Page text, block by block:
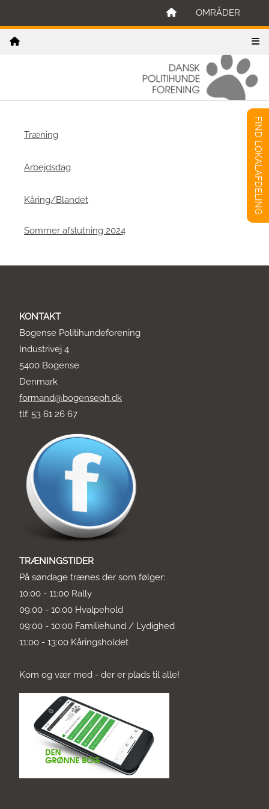
OMRÅDER
Træning
Arbejdsdag
Kåring/Blandet
Sommer afslutning 2024
KONTAKT
Bogense Politihundeforening
Industrivej 4
5400 Bogense
Denmark
formand@bogenseph.dk
tlf. 53 61 26 67
TRÆNINGSTIDER
På søndage trænes der som følger:
10:00 - 11:00 Rally
09:00 - 10:00 Hvalpehold
09:00 - 10:00 Familiehund / Lydighed
11:00 - 13:00 Kåringsholdet
Kom og vær med - der er plads til alle!
FIND LOKALAFDELING